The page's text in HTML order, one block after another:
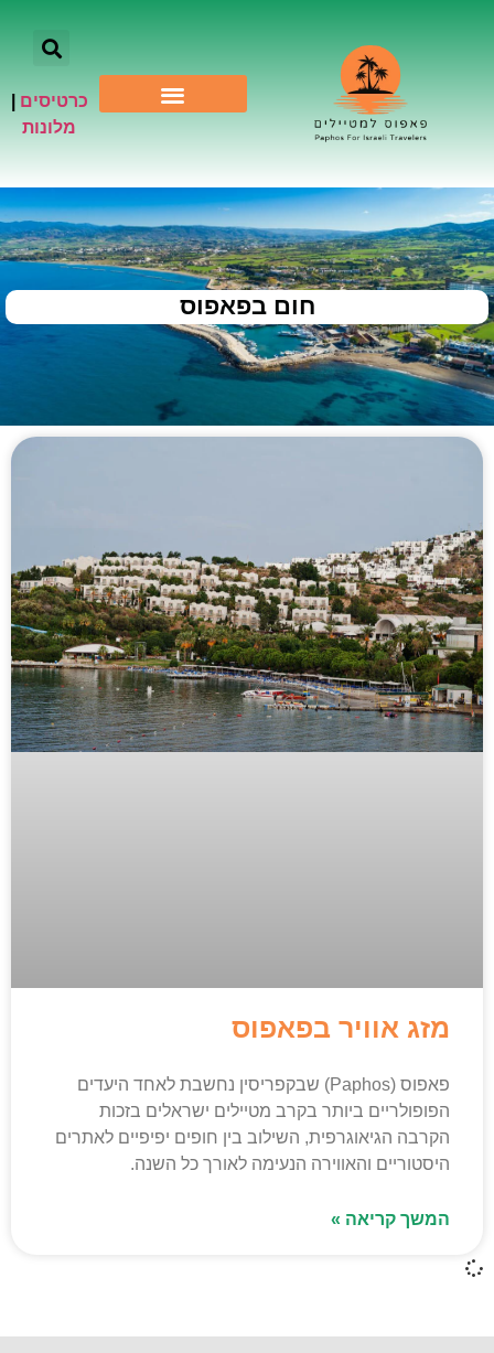
כרטיסים
מלונות
חום בפאפוס
מזג אוויר בפאפוס
פאפוס (Paphos) שבקפריסין נחשבת לאחד היעדים
הפופולריים ביותר בקרב מטיילים ישראלים בזכות
הקרבה הגיאוגרפית, השילוב בין חופים יפיפיים לאתרים
היסטוריים והאווירה הנעימה לאורך כל השנה.
המשך קריאה »